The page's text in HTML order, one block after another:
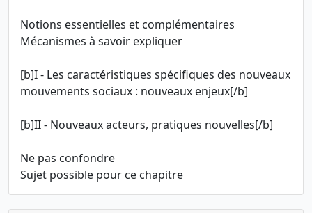
Notions essentielles et complémentaires
Mécanismes à savoir expliquer
[b]I - Les caractéristiques spécifiques des nouveaux
mouvements sociaux : nouveaux enjeux[/b]
[b]II - Nouveaux acteurs, pratiques nouvelles[/b]
Ne pas confondre
Sujet possible pour ce chapitre